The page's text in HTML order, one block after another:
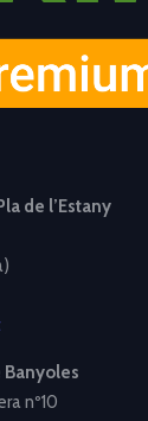
de l’Estany
nº10